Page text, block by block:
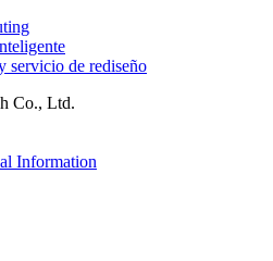
servicio de rediseño
Co., Ltd.
Information